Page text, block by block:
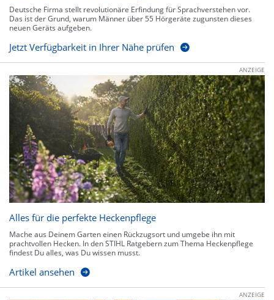
Deutsche Firma stellt revolutionäre Erfindung für Sprachverstehen vor.
Das ist der Grund, warum Männer über 55 Hörgeräte zugunsten dieses
neuen Geräts aufgeben.
Jetzt Verfügbarkeit in Ihrer Nähe prüfen
ANZEIGE
Alles für die perfekte Heckenpflege
Mache aus Deinem Garten einen Rückzugsort und umgebe ihn mit
prachtvollen Hecken. In den STIHL Ratgebern zum Thema Heckenpflege
findest Du alles, was Du wissen musst.
Artikel ansehen
ANZEIGE